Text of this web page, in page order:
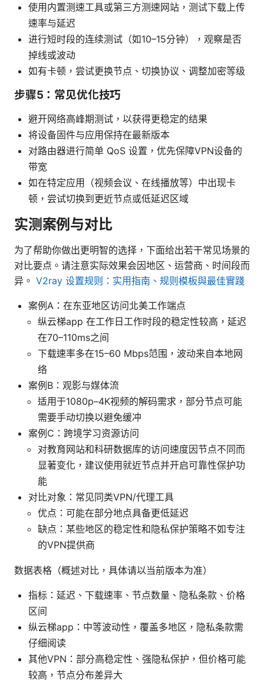
使用内置测速工具或第三方测速网站，测试下载上传
速率与延迟
进行短时段的连续测试（如10–15分钟），观察是否
掉线或波动
如有卡顿，尝试更换节点、切换协议、调整加密等级
步骤5：常见优化技巧
避开网络高峰期测试，以获得更稳定的结果
将设备固件与应用保持在最新版本
对路由器进行简单 QoS 设置，优先保障VPN设备的
带宽
如在特定应用（视频会议、在线播放等）中出现卡
顿，尝试切换到更近节点或低延迟区域
实测案例与对比
为了帮助你做出更明智的选择，下面给出若干常见场景的
对比要点。请注意实际效果会因地区、运营商、时间段而
异。 V2ray 设置规则：实用指南、规则模板與最佳實踐
案例A：在东亚地区访问北美工作端点
纵云梯app 在工作日工作时段的稳定性较高，延迟
在70–110ms之间
下载速率多在15–60 Mbps范围，波动来自本地网
络
案例B：观影与媒体流
适用于1080p–4K视频的解码需求，部分节点可能
需要手动切换以避免缓冲
案例C：跨境学习资源访问
对教育网站和科研数据库的访问速度因节点不同而
显著变化，建议使用就近节点并开启可靠性保护功
能
对比对象：常见同类VPN/代理工具
优点：可能在部分地点具备更低延迟
缺点：某些地区的稳定性和隐私保护策略不如专注
的VPN提供商
数据表格（概述对比，具体请以当前版本为准）
指标：延迟、下载速率、节点数量、隐私条款、价格
区间
纵云梯app：中等波动性，覆盖多地区，隐私条款需
仔细阅读
其他VPN：部分高稳定性、强隐私保护，但价格可能
较高，节点分布差异大